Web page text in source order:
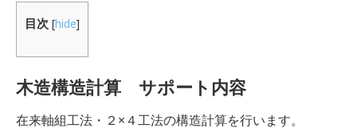
目次 [hide]
木造構造計算 サポート内容
在来軸組工法・２×４工法の構造計算を行います。